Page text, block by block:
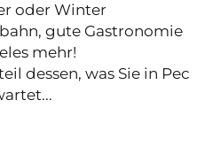
oder Winter
gute Gastronomie
mehr!
dessen, was Sie in Pec